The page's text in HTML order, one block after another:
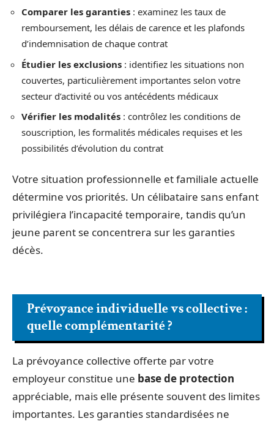
Comparer les garanties : examinez les taux de
remboursement, les délais de carence et les plafonds
d’indemnisation de chaque contrat
Étudier les exclusions : identifiez les situations non
couvertes, particulièrement importantes selon votre
secteur d’activité ou vos antécédents médicaux
Vérifier les modalités : contrôlez les conditions de
souscription, les formalités médicales requises et les
possibilités d’évolution du contrat
Votre situation professionnelle et familiale actuelle
détermine vos priorités. Un célibataire sans enfant
privilégiera l’incapacité temporaire, tandis qu’un
jeune parent se concentrera sur les garanties
décès.
Prévoyance individuelle vs collective :
quelle complémentarité ?
La prévoyance collective offerte par votre
employeur constitue une base de protection
appréciable, mais elle présente souvent des limites
importantes. Les garanties standardisées ne